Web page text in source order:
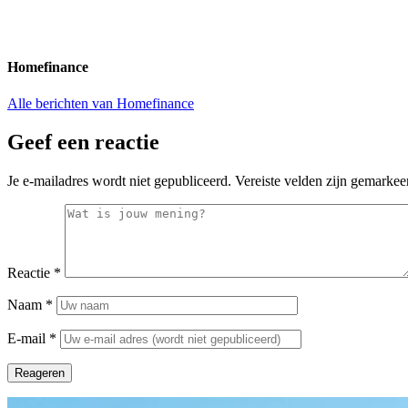
Homefinance
Alle berichten van Homefinance
Geef een reactie
Je e-mailadres wordt niet gepubliceerd. Vereiste velden zijn
Reactie *
Naam *
E-mail *
Reageren